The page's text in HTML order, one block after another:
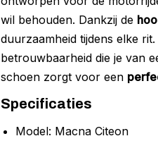
wil behouden. Dankzij de
duurzaamheid tijdens elke
betrouwbaarheid die je van
schoen zorgt voor een
Specificaties
Model: Macna Citeon